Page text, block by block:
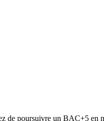
de poursuivre un BAC+5 en